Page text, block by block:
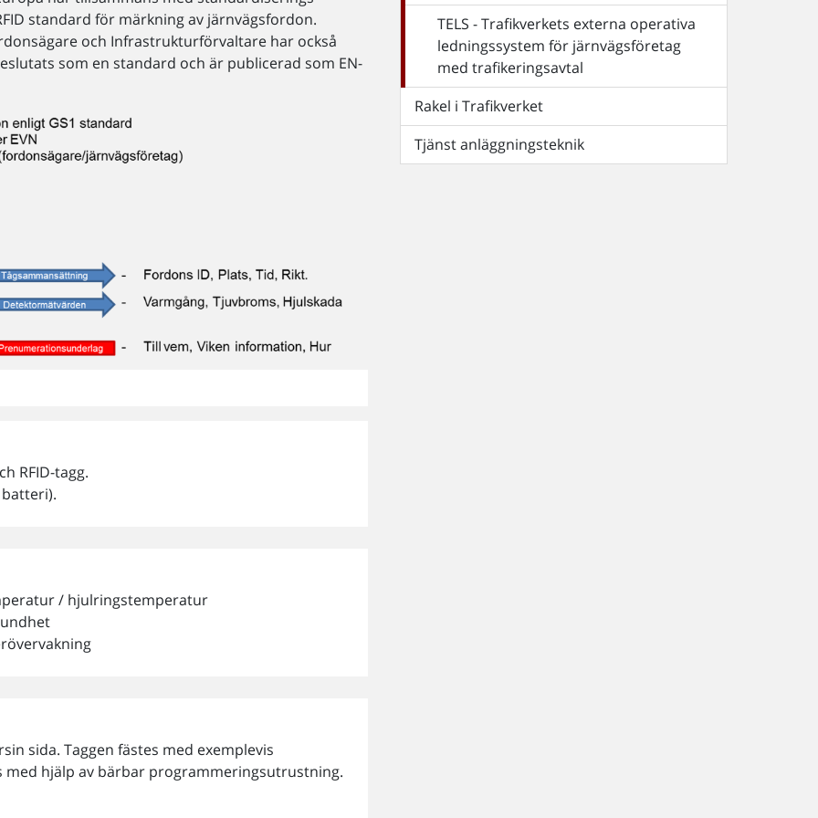
standard för märkning av järnvägsfordon.
och Infrastrukturförvaltare har också
som en standard och är publicerad som EN-
RFID-tagg.
/ hjulringstemperatur
sida. Taggen fästes med exemplevis
hjälp av bärbar programmeringsutrustning.
TELS - Trafikverkets externa operativa
ledningssystem för järnvägsföretag
med trafikeringsavtal
Rakel i Trafikverket
Tjänst anläggningsteknik